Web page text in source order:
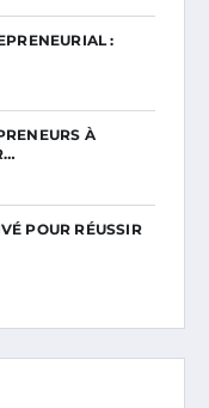
:
À
POUR RÉUSSIR